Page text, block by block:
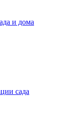
и дома
сада